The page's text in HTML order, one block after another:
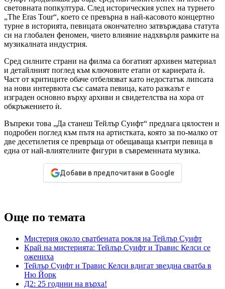
световната попкултура. След историческия успех на турнето
„The Eras Tour“, което се превърна в най-касовото концертно
турне в историята, певицата окончателно затвърждава статута
си на глобален феномен, чието влияние надхвърля рамките на
музикалната индустрия.
Сред силните страни на филма са богатият архивен материал
и детайлният поглед към ключовите етапи от кариерата ѝ.
Част от критиците обаче отбелязват като недостатък липсата
на нови интервюта със самата певица, като разказът е
изграден основно върху архиви и свидетелства на хора от
обкръжението ѝ.
Въпреки това „Да станеш Тейлър Суифт“ предлага цялостен и
подробен поглед към пътя на артистката, която за по-малко от
две десетилетия се превръща от обещаваща кънтри певица в
една от най-влиятелните фигури в съвременната музика.
Добави в предпочитани в Google
Още по темата
Мистерия около сватбената рокля на Тейлър Суифт
Край на мистерията: Тейлър Суифт и Травис Келси се
ожениха
Тейлър Суифт и Травис Келси вдигат звездна сватба в
Ню Йорк
Д2: 25 години на върха!